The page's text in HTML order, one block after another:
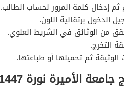
إدخال كلمة المرور لحساب الطالب.
الدخول برتقالية اللون.
من الوثائق في الشريط العلوي.
التخرج.
ثم تحميلها أو طباعتها.
الأميرة نورة 1447